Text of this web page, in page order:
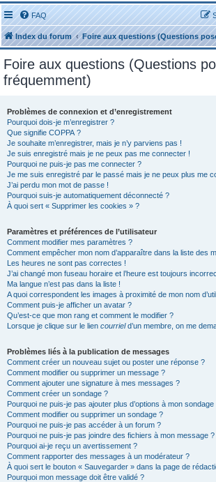
FAQ
Index du forum Foire aux questions (Questions
Foire aux questions (Questions
fréquemment)
Problèmes de connexion et d’enregistrement
Pourquoi dois-je m’enregistrer ?
Que signifie COPPA ?
Je souhaite m’enregistrer, mais je n’y parviens pas !
Je suis enregistré mais je ne peux pas me connecter !
Pourquoi ne puis-je pas me connecter ?
Je me suis enregistré par le passé mais je ne peux plus me
J’ai perdu mon mot de passe !
Pourquoi suis-je automatiquement déconnecté ?
À quoi sert « Supprimer les cookies » ?
Paramètres et préférences de l’utilisateur
Comment modifier mes paramètres ?
Comment empêcher mon nom d’apparaître dans la liste des
Les heures ne sont pas correctes !
J’ai changé mon fuseau horaire et l’heure est toujours
Ma langue n’est pas dans la liste !
A quoi correspondent les images à proximité de mon nom
Comment puis-je afficher un avatar ?
Qu’est-ce que mon rang et comment le modifier ?
Lorsque je clique sur le lien courrield’un membre, on me
Problèmes liés à la publication de messages
Comment créer un nouveau sujet ou poster une réponse ?
Comment modifier ou supprimer un message ?
Comment ajouter une signature à mes messages ?
Comment créer un sondage ?
Pourquoi ne puis-je pas ajouter plus d’options à mon sondage
Comment modifier ou supprimer un sondage ?
Pourquoi ne puis-je pas accéder à un forum ?
Pourquoi ne puis-je pas joindre des fichiers à mon message ?
Pourquoi ai-je reçu un avertissement ?
Comment rapporter des messages à un modérateur ?
À quoi sert le bouton « Sauvegarder » dans la page de
Pourquoi mon message doit être validé ?